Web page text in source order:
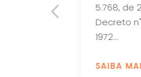
5.768, de
Decreto
1972...
SAIBA